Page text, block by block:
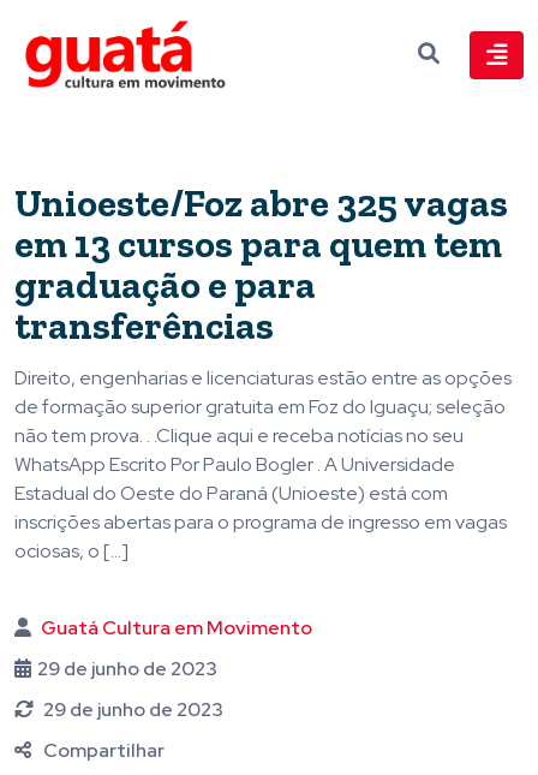
Unioeste/Foz abre 325 vagas
em 13 cursos para quem tem
graduação e para
transferências
Direito, engenharias e licenciaturas estão entre as opções
de formação superior gratuita em Foz do Iguaçu; seleção
não tem prova. . .Clique aqui e receba notícias no seu
WhatsApp Escrito Por Paulo Bogler . A Universidade
Estadual do Oeste do Paraná (Unioeste) está com
inscrições abertas para o programa de ingresso em vagas
ociosas, o […]
Guatá Cultura em Movimento
29 de junho de 2023
29 de junho de 2023
Compartilhar